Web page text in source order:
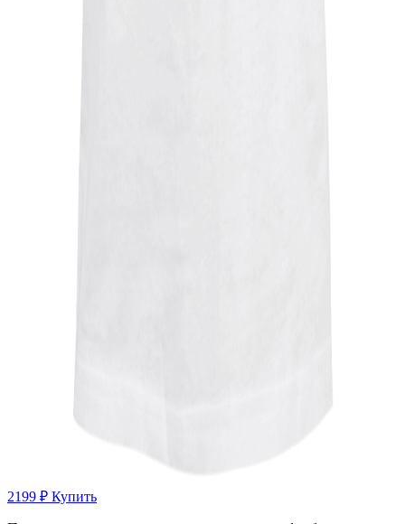
2199 ₽ Купить